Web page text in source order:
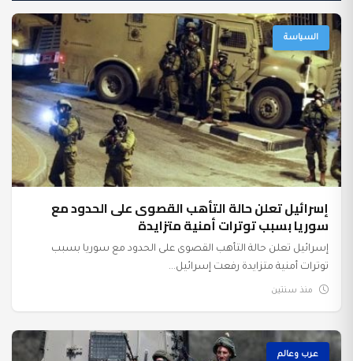
السياسة
إسرائيل تعلن حالة التأهب القصوى على الحدود مع
سوريا بسبب توترات أمنية متزايدة
إسرائيل تعلن حالة التأهب القصوى على الحدود مع سوريا بسبب
توترات أمنية متزايدة رفعت إسرائيل...
منذ سنتين
عرب وعالم